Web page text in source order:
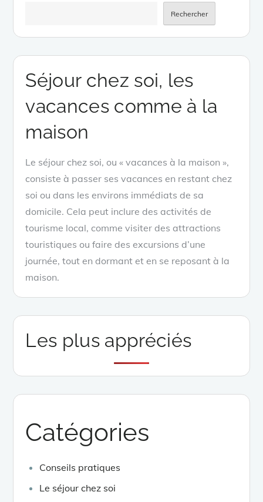
Rechercher
Séjour chez soi, les
vacances comme à la
maison
Le séjour chez soi, ou « vacances à la maison »,
consiste à passer ses vacances en restant chez
soi ou dans les environs immédiats de sa
domicile. Cela peut inclure des activités de
tourisme local, comme visiter des attractions
touristiques ou faire des excursions d’une
journée, tout en dormant et en se reposant à la
maison.
Les plus appréciés
Catégories
Conseils pratiques
Le séjour chez soi